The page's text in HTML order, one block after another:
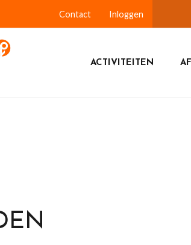
Contact Inloggen
ACTIVITEITEN